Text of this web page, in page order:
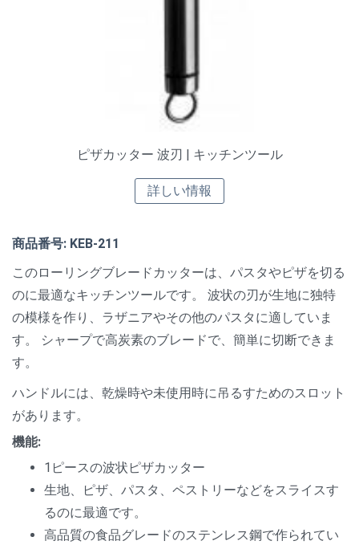
ピザカッター 波刃 | キッチンツール
詳しい情報
商品番号: KEB-211
このローリングブレードカッターは、パスタやピザを切る
のに最適なキッチンツールです。 波状の刃が生地に独特
の模様を作り、ラザニアやその他のパスタに適していま
す。 シャープで高炭素のブレードで、簡単に切断できま
す。
ハンドルには、乾燥時や未使用時に吊るすためのスロット
があります。
機能:
1ピースの波状ピザカッター
生地、ピザ、パスタ、ペストリーなどをスライスす
るのに最適です。
高品質の食品グレードのステンレス鋼で作られてい